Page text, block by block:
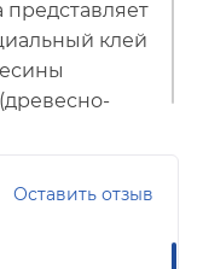
представляет
клей
Оставить отзыв